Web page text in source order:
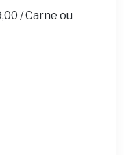
/ Carne ou